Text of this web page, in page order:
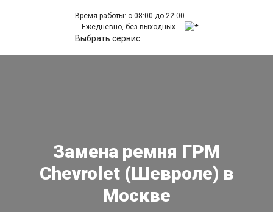
Время работы: с 08:00 до 22:00
Ежедневно, без выходных.
Выбрать сервис
Замена ремня ГРМ
Chevrolet (Шевроле) в
Москве